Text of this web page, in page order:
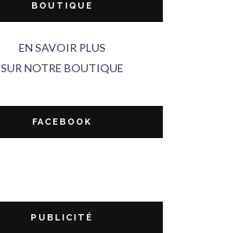
BOUTIQUE
EN SAVOIR PLUS
SUR NOTRE BOUTIQUE
FACEBOOK
PUBLICITÉ